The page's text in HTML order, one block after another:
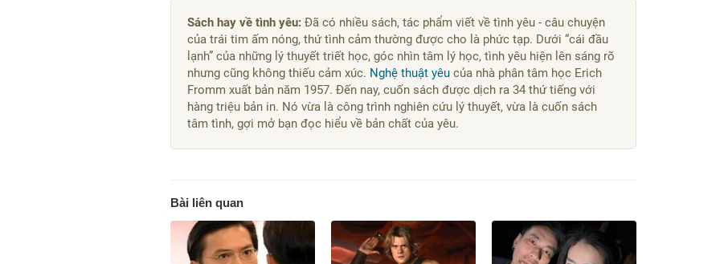
Sách hay về tình yêu: Đã có nhiều sách, tác phẩm viết về tình yêu - câu chuyện
của trái tim ấm nóng, thứ tình cảm thường được cho là phức tạp. Dưới “cái đầu
lạnh” của những lý thuyết triết học, góc nhìn tâm lý học, tình yêu hiện lên sáng rõ
nhưng cũng không thiếu cảm xúc. Nghệ thuật yêu của nhà phân tâm học Erich
Fromm xuất bản năm 1957. Đến nay, cuốn sách được dịch ra 34 thứ tiếng với
hàng triệu bản in. Nó vừa là công trình nghiên cứu lý thuyết, vừa là cuốn sách
tâm tình, gợi mở bạn đọc hiểu về bản chất của yêu.
Bài liên quan